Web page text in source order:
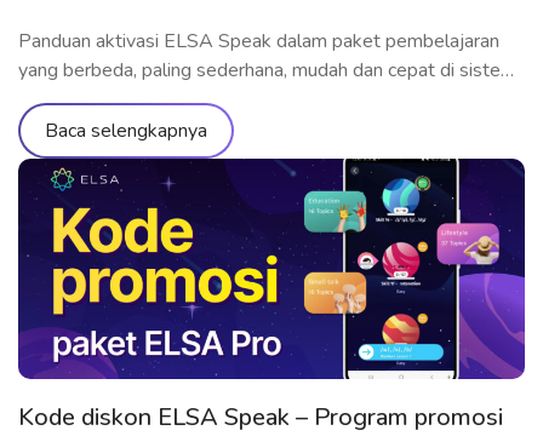
Panduan aktivasi ELSA Speak dalam paket pembelajaran
yang berbeda, paling sederhana, mudah dan cepat di sistem
operasi Android dan iOS
Baca selengkapnya
Kode diskon ELSA Speak – Program promosi